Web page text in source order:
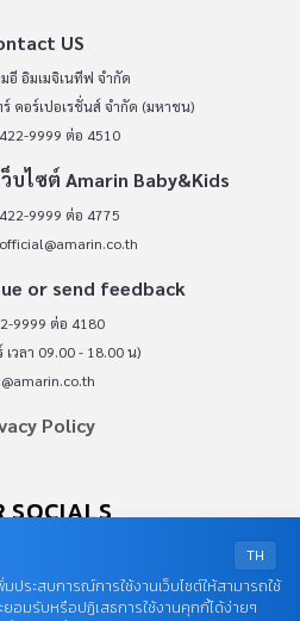
US
อี อิมเมจิเนทีฟ จำกัด
คอร์เปอเรชั่นส์ จำกัด (มหาชน)
9999 ต่อ 4510
ไซต์ Amarin Baby&Kids
9999 ต่อ 4775
or send feedback
9999 ต่อ 4180
เวลา 09.00 - 18.00 น)
Policy
SOCIALS
TH
มประสบการณ์การใช้งานเว็บไซต์ให้สามารถใช้
อมรับหรือปฏิเสธการใช้งานคุกกี้ได้ง่ายๆ